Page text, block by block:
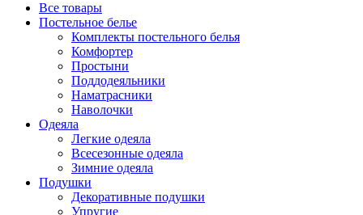
Все товары
Постельное белье
Комплекты постельного белья
Комфортер
Простыни
Поддодеяльники
Наматрасники
Наволочки
Одеяла
Легкие одеяла
Всесезонные одеяла
Зимние одеяла
Подушки
Декоративные подушки
Упругие